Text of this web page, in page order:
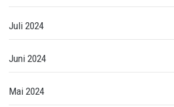
Juli 2024
Juni 2024
Mai 2024